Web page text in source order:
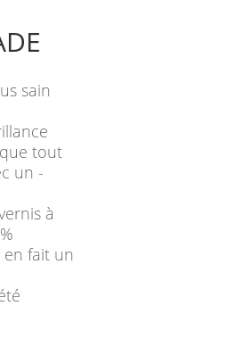
sain
tout
un
à
en fait un